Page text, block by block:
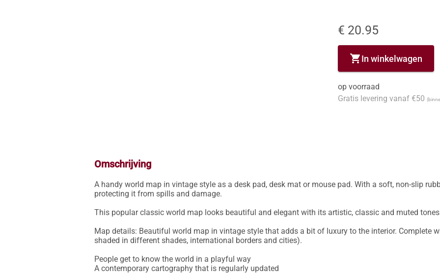
€ 20.95
shopping_cartIn winkelwagen
op voorraad
Gratis levering vanaf €50
Omschrijving
A handy world map in vintage style as a desk pad, desk mat or mouse pad. With a soft, non-slip
protecting it from spills and damage.
This popular classic world map looks beautiful and elegant with its artistic, classic and muted
Map details: Beautiful world map in vintage style that adds a bit of luxury to the interior. Complete
shaded in different shades, international borders and cities).
People get to know the world in a playful way
A contemporary cartography that is regularly updated